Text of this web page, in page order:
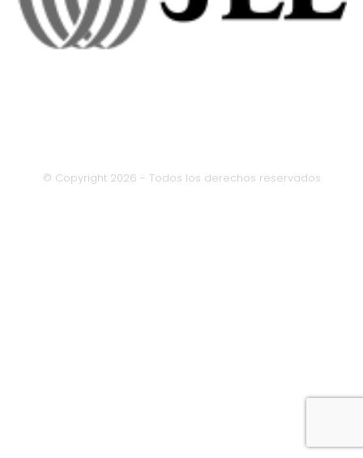
© Copyright 2026 - Todos los derechos reservados